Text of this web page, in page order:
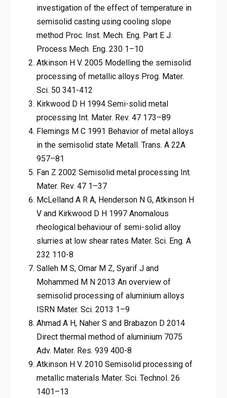
investigation of the effect of temperature in
semisolid casting using cooling slope
method Proc. Inst. Mech. Eng. Part E J.
Process Mech. Eng. 230 1–10
Atkinson H V. 2005 Modelling the semisolid
processing of metallic alloys Prog. Mater.
Sci. 50 341-412
Kirkwood D H 1994 Semi-solid metal
processing Int. Mater. Rev. 47 173–89
Flemings M C 1991 Behavior of metal alloys
in the semisolid state Metall. Trans. A 22A
957–81
Fan Z 2002 Semisolid metal processing Int.
Mater. Rev. 47 1–37
McLelland A R A, Henderson N G, Atkinson H
V and Kirkwood D H 1997 Anomalous
rheological behaviour of semi-solid alloy
slurries at low shear rates Mater. Sci. Eng. A
232 110-8
Salleh M S, Omar M Z, Syarif J and
Mohammed M N 2013 An overview of
semisolid processing of aluminium alloys
ISRN Mater. Sci. 2013 1–9
Ahmad A H, Naher S and Brabazon D 2014
Direct thermal method of aluminium 7075
Adv. Mater. Res. 939 400-8
Atkinson H V. 2010 Semisolid processing of
metallic materials Mater. Sci. Technol. 26
1401–13